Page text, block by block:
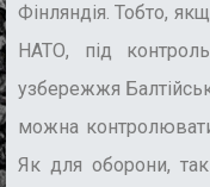
Фінляндія.Тобто,
НАТО, під
узбережжя
можна
Як для оборони,